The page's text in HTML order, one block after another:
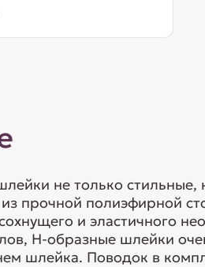
не только
прочной полиэфирной
и эластичного
H-образные шлейки
шлейка. Поводок в